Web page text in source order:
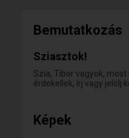
Bemutatkozás
Sziasztok!
Szia, Tibor vagyok,
érdekellek, írj vagy jelölj
Képek